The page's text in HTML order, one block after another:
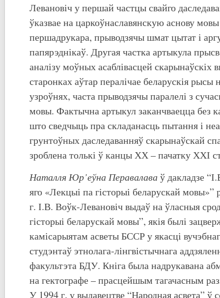
Левановіч у першай частцы свайго
ўказвае на царкоўнаславянскую аснову
першадрукара, прыводзячы шмат цытат і
папярэднікаў. Другая частка артыкула
аналізу моўных асаблівасцей скарынаўскіх
старонках аўтар пералічае беларускія рысы
узроўнях, часта прыводзячы паралелі з
мовы. Фактычна артыкул заканчваецца без
што сведчыць пра складанасць пытання і
грунтоўных даследаванняў скарынаўскай
зроблена толькі ў канцы ХХ – пачатку ХХІ
Наталля Юр’еўна Перавалаваў дакладзе
яго «Лекцыі па гісторыі беларускай мовы»”
г. І.В. Воўк-Левановіч выдаў на ўласныя
гісторыі беларускай мовы”, якія былі
камісарыятам асветы БССР у якасці
студэнтаў этнолага-лінгвістычнага
факультэта БДУ. Кніга была надрукавана
на гектографе – прасцейшым тагачасным
У 1994 г. у выдавецтве “Народная асвета” ў